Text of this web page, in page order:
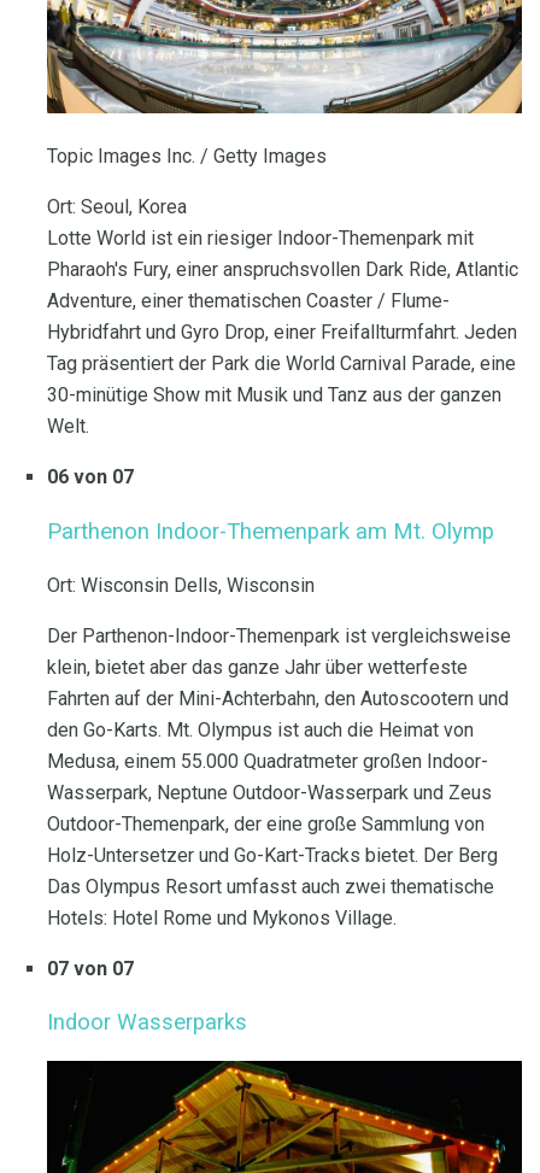
Topic Images Inc. / Getty Images
Ort: Seoul, Korea
Lotte World ist ein riesiger Indoor-Themenpark mit
Pharaoh's Fury, einer anspruchsvollen Dark Ride, Atlantic
Adventure, einer thematischen Coaster / Flume-
Hybridfahrt und Gyro Drop, einer Freifallturmfahrt. Jeden
Tag präsentiert der Park die World Carnival Parade, eine
30-minütige Show mit Musik und Tanz aus der ganzen
Welt.
06 von 07
Parthenon Indoor-Themenpark am Mt. Olymp
Ort: Wisconsin Dells, Wisconsin
Der Parthenon-Indoor-Themenpark ist vergleichsweise
klein, bietet aber das ganze Jahr über wetterfeste
Fahrten auf der Mini-Achterbahn, den Autoscootern und
den Go-Karts. Mt. Olympus ist auch die Heimat von
Medusa, einem 55.000 Quadratmeter großen Indoor-
Wasserpark, Neptune Outdoor-Wasserpark und Zeus
Outdoor-Themenpark, der eine große Sammlung von
Holz-Untersetzer und Go-Kart-Tracks bietet. Der Berg
Das Olympus Resort umfasst auch zwei thematische
Hotels: Hotel Rome und Mykonos Village.
07 von 07
Indoor Wasserparks